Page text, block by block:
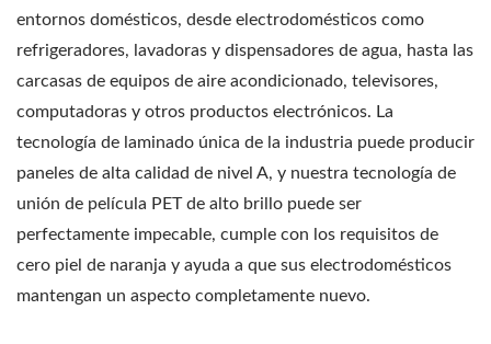
entornos domésticos, desde electrodomésticos como
refrigeradores, lavadoras y dispensadores de agua, hasta las
carcasas de equipos de aire acondicionado, televisores,
computadoras y otros productos electrónicos. La
tecnología de laminado única de la industria puede producir
paneles de alta calidad de nivel A, y nuestra tecnología de
unión de película PET de alto brillo puede ser
perfectamente impecable, cumple con los requisitos de
cero piel de naranja y ayuda a que sus electrodomésticos
mantengan un aspecto completamente nuevo.